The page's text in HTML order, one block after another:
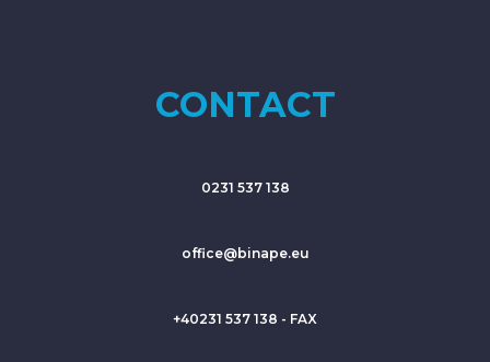
CONTACT
0231 537 138
office@binape.eu
+40231 537 138 - FAX